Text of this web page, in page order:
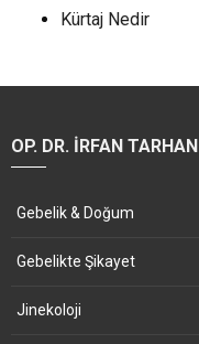
Kürtaj Nedir
OP. DR. İRFAN TARHAN
Gebelik & Doğum
Gebelikte Şikayet
Jinekoloji